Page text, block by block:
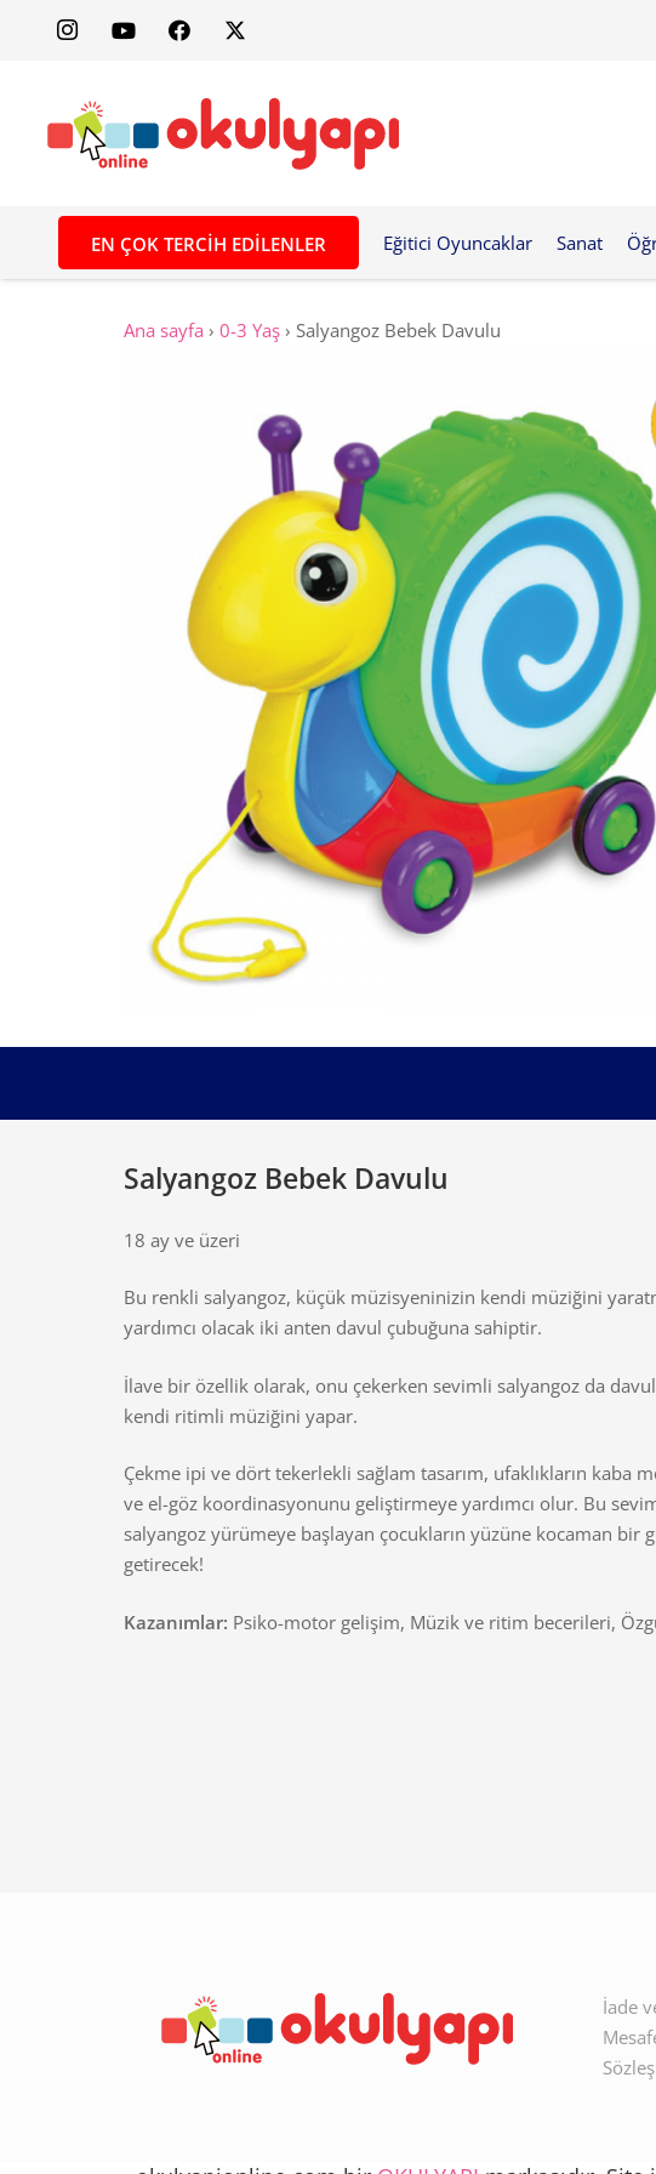
EN ÇOK TERCIH EDILENLER Eğitici Oyuncaklar Sanat
Ana sayfa › 0-3 Yaş › Salyangoz Bebek Davulu
Salyangoz Bebek Davulu
18 ay ve üzeri
Bu renkli salyangoz, küçük müzisyeninizin kendi müziğini
yardımcı olacak iki anten davul çubuğuna sahiptir.
İlave bir özellik olarak, onu çekerken sevimli salyangoz da
kendi ritimli müziğini yapar.
Çekme ipi ve dört tekerlekli sağlam tasarım, ufaklıkların kaba
ve el-göz koordinasyonunu geliştirmeye yardımcı olur. Bu
salyangoz yürümeye başlayan çocukların yüzüne kocaman bir
getirecek!
Kazanımlar: Psiko-motor gelişim, Müzik ve ritim becerileri,
İade